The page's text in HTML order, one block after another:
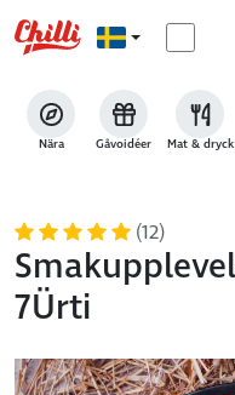
Nära Gåvoidéer Mat & dryck
(12)
7Ürti